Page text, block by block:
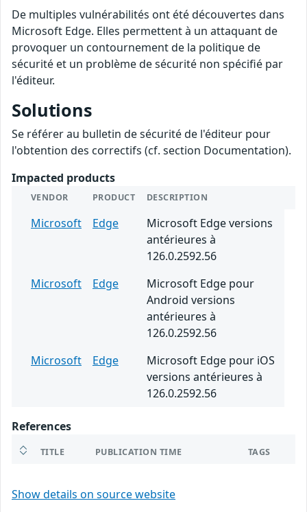
De multiples vulnérabilités ont été découvertes dans
Microsoft Edge. Elles permettent à un attaquant de
provoquer un contournement de la politique de
sécurité et un problème de sécurité non spécifié par
l'éditeur.
Solutions
Se référer au bulletin de sécurité de l'éditeur pour
l'obtention des correctifs (cf. section Documentation).
Impacted products
VENDOR PRODUCT DESCRIPTION
Microsoft Edge
Microsoft Edge versions
antérieures à
126.0.2592.56
Microsoft
Edge
Microsoft Edge pour
Android versions
antérieures à
126.0.2592.56
Microsoft
Edge
Microsoft Edge pour iOS
versions antérieures à
126.0.2592.56
References
TITLE PUBLICATION TIME TAGS
Show details on source website